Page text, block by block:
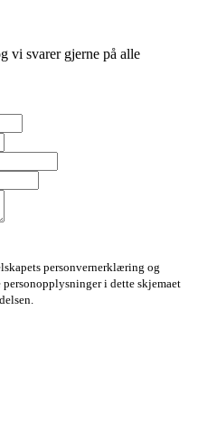
vi svarer gjerne på alle
personvernerklæring og
i dette skjemaet